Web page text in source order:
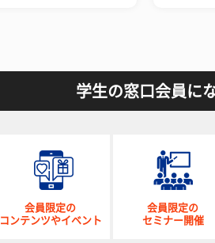
学生の窓口会員に
会員限定の
コンテンツやイベント
会員限定の
セミナー開催